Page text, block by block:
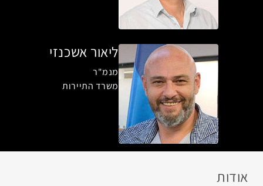
ליאור אשכנזי
מנמ"ר
משרד התיירות
אודות